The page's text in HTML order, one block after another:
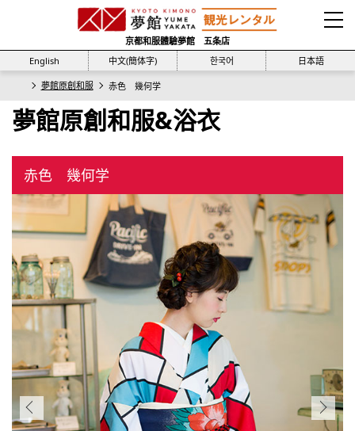
京都和服體驗夢館 五条店
English
中文(簡体字) 한국어 日本語
夢館原創和服 赤色 幾何学
夢館原創和服&浴衣
赤色 幾何学